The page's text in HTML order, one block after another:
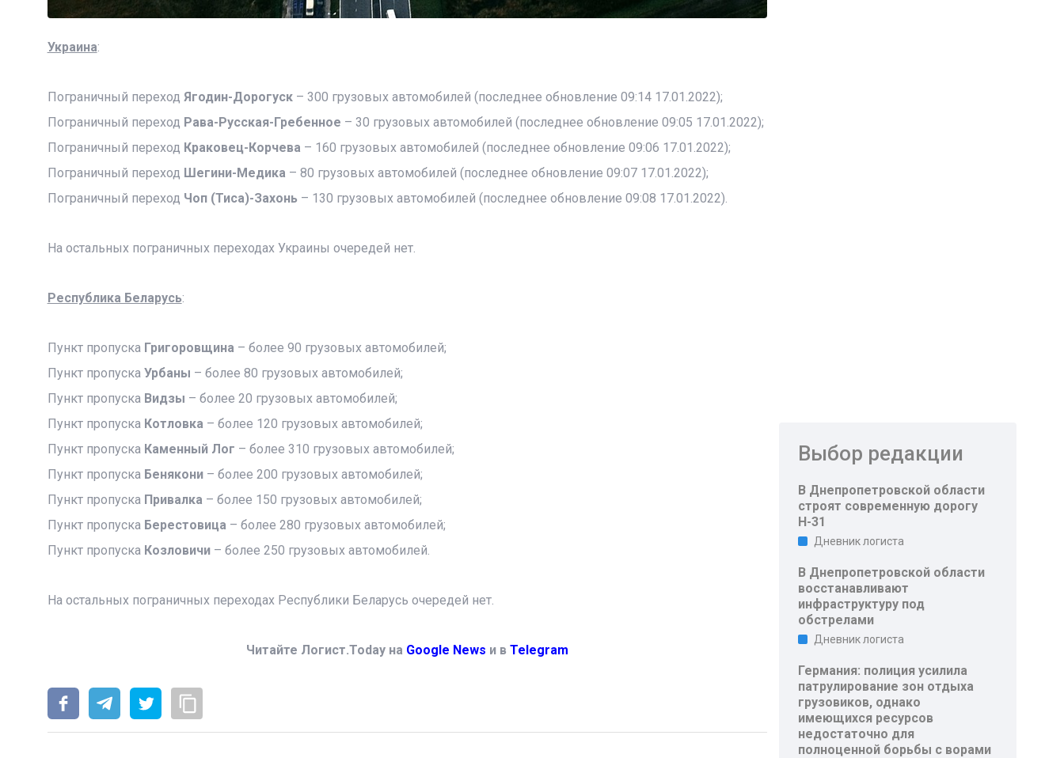
Украина:
Пограничный переход Ягодин-Дорогуск– 300 грузовых автомобилей (последнее обновление 09:14 17.01.2022);
Пограничный переход Рава-Русская-Гребенное – 30 грузовых автомобилей (последнее обновление 09:05 17.01.2022);
Пограничный переход Краковец-Корчева – 160 грузовых автомобилей (последнее обновление 09:06 17.01.2022);
Пограничный переход Шегини-Медика – 80 грузовых автомобилей (последнее обновление 09:07 17.01.2022);
Пограничный переход Чоп (Тиса)-Захонь – 130 грузовых автомобилей (последнее обновление 09:08 17.01.2022).
На остальных пограничных переходах Украины очередей нет.
Республика Беларусь:
Пункт пропуска Григоровщина – более 90 грузовых автомобилей;
Пункт пропуска Урбаны – более 80 грузовых автомобилей;
Пункт пропуска Видзы – более 20 грузовых автомобилей;
Пункт пропуска Котловка – более 120 грузовых автомобилей;
Пункт пропуска Каменный Лог – более 310 грузовых автомобилей;
Пункт пропуска Бенякони– более 200 грузовых автомобилей;
Пункт пропуска Привалка – более 150 грузовых автомобилей;
Пункт пропуска Берестовица – более 280 грузовых автомобилей;
Пункт пропуска Козловичи– более 250 грузовых автомобилей.
На остальных пограничных переходах Республики Беларусь очередей нет.
Читайте Логист.Today на Google News и в Telegram
Выбор редакции
В Днепропетровской области
строят современную дорогу
Н-31
Дневник логиста
В Днепропетровской области
восстанавливают
инфраструктуру под
обстрелами
Дневник логиста
Германия: полиция усилила
патрулирование зон отдыха
грузовиков, однако
имеющихся ресурсов
недостаточно для
полноценной борьбы с ворами